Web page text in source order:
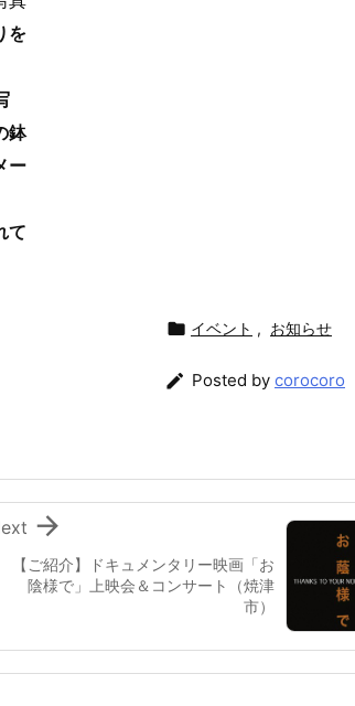
を
鉢
ー
て
 イベント , お知らせ
 Posted by corocoro
【ご紹介】ドキュメンタリー映画「お
陰様で」上映会＆コンサート（焼津
市）
